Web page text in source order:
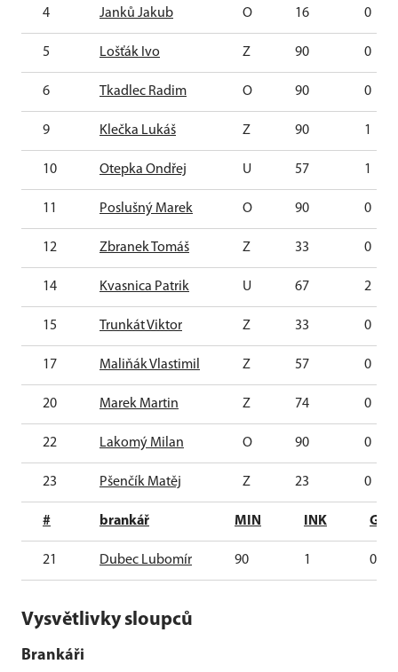
4 Janků Jakub O 16 0
5 Lošťák Ivo Z 90 0
6 Tkadlec Radim O 90 0
9 Klečka Lukáš Z 90 1
10 Otepka Ondřej U 57 1
11 Poslušný Marek O 90 0
12 Zbranek Tomáš Z 33 0
14 Kvasnica Patrik U 67 2
15 Trunkát Viktor Z 33 0
17 Maliňák Vlastimil Z 57 0
20 Marek Martin Z 74 0
22 Lakomý Milan O 90 0
23 Pšenčík Matěj Z 23 0
# brankář MIN INK G
21 Dubec Lubomír 90 1 0
Vysvětlivky sloupců
Brankáři